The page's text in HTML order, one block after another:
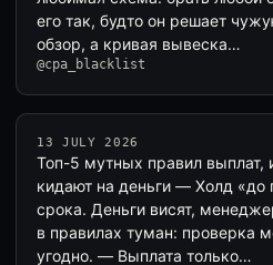
его так, будто он решает
обзор, а кривая вывеска…
@cpa_blacklist
13 JULY 2026
Топ-5 мутных правил выплат,
кидают на деньги — Холд «до
срока. Деньги висят,
в правилах туман: проверка
угодно. — Выплата только…